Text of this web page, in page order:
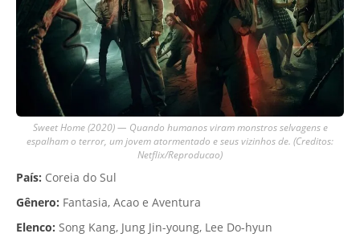
Sweet Home (2020) — Quando humanos viram monstros selvagens e
espalham o terror, um jovem atormentado e seus vizinhos de. (Creditos:
Netflix/Reproducao)
País: Coreia do Sul
Gênero: Fantasia, Acao e Aventura
Elenco: Song Kang, Jung Jin-young, Lee Do-hyun